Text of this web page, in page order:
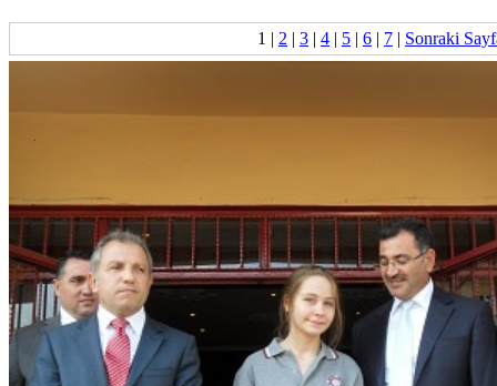
1 | 2 | 3 | 4 | 5 | 6 | 7 | Sonraki